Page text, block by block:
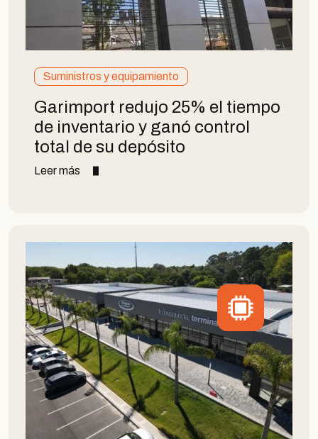
Suministros y equipamiento
Garimport redujo 25% el tiempo
de inventario y ganó control
total de su depósito
Leer más